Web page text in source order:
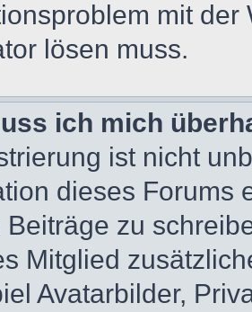
mit
lösen muss.
ich mich
ist nicht
dieses Forums
Beiträge zu
Mitglied
Avatarbilder,